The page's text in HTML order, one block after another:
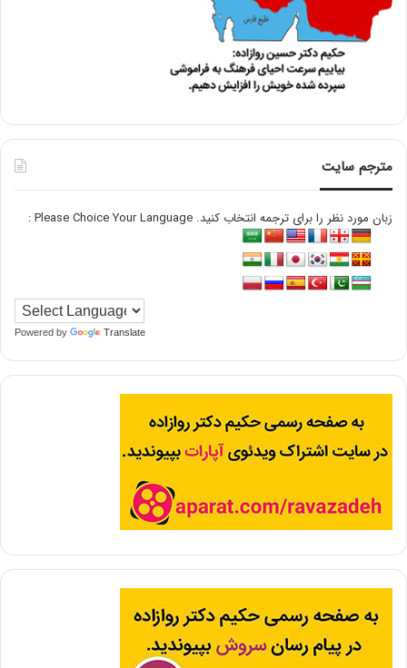
مترجم سایت
زبان مورد نظر را برای ترجمه انتخاب کنید. Please Choice Your Language :
Powered by Translate